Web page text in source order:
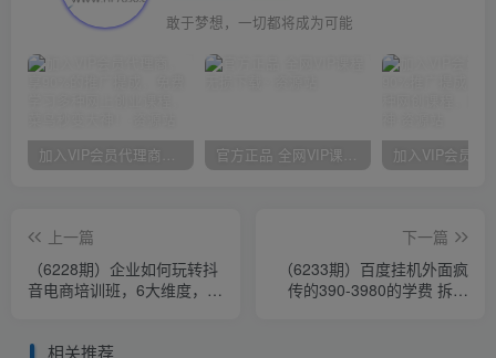
敢于梦想，一切都将成为可能
加入VIP会员代理商，享90%的推广提成，免费学习多种网上创业课程，菜鸟秒变大神！ 官方正品 全网VIP课程 无损下载~
上一篇
（6228期）企业如何玩转抖
音电商培训班，6大维度，6
下一篇
（6233期）百度挂机外面疯
传的390-3980的学费 拆解
相关推荐